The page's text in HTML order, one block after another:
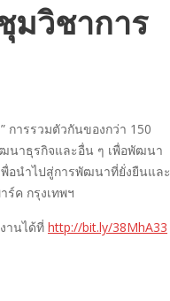
มวิชาการ
การรวมตัวกันของกว่า 150
ฒนาธุรกิจและอื่น ๆ เพื่อพัฒนา
อนำไปสู่การพัฒนาที่ยั่งยืนและ
ร์ค กรุงเทพฯ
านได้ที่ http://bit.ly/38MhA33